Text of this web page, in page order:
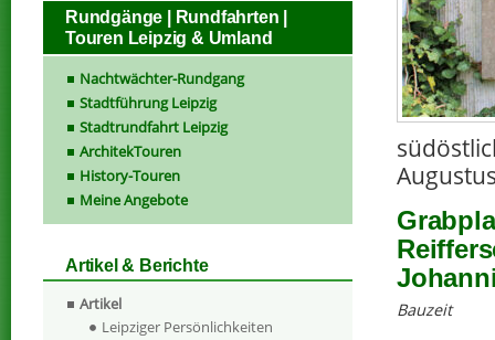
Bauzeit
Rundgänge | Rundfahrten |
Touren Leipzig & Umland
Nachtwächter-Rundgang
Stadtführung Leipzig
Stadtrundfahrt Leipzig
ArchitekTouren
History-Touren
Meine Angebote
Artikel & Berichte
Artikel
Leipziger Persönlichkeiten